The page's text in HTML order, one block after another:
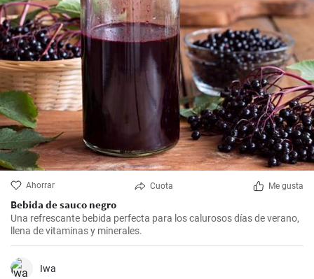
Ahorrar Cuota Me gusta
Bebida de sauco negro
Una refrescante bebida perfecta para los calurosos días de verano,
llena de vitaminas y minerales.
Iwa